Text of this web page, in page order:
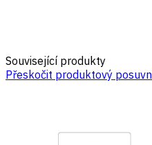
Související produkty
Přeskočit produktový